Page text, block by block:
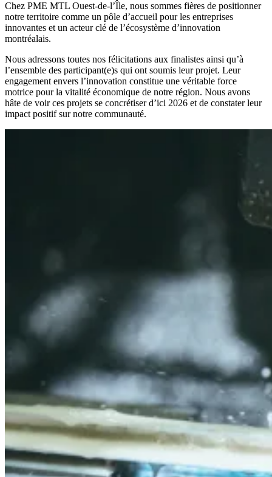
Chez PME MTL Ouest-de-l’Île, nous sommes fières de positionner
notre territoire comme un pôle d’accueil pour les entreprises
innovantes et un acteur clé de l’écosystème d’innovation
montréalais.
Nous adressons toutes nos félicitations aux finalistes ainsi qu’à
l’ensemble des participant(e)s qui ont soumis leur projet. Leur
engagement envers l’innovation constitue une véritable force
motrice pour la vitalité économique de notre région. Nous avons
hâte de voir ces projets se concrétiser d’ici 2026 et de constater leur
impact positif sur notre communauté.